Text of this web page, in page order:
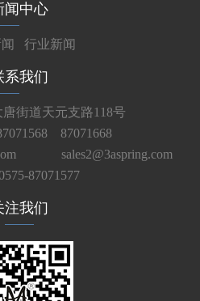
闻中心
行业新闻
系我们
街道天元支路118号
87071668
sales2@3aspring.com
87071577
注我们